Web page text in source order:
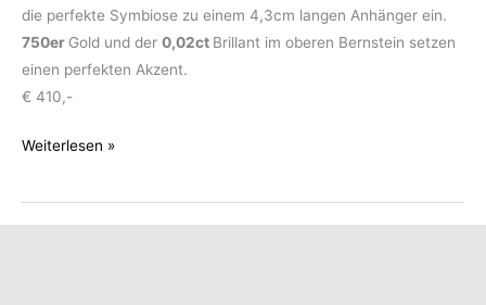
die perfekte Symbiose zu einem 4,3cm langen Anhänger ein.
750er Gold und der 0,02ct Brillant im oberen Bernstein setzen
einen perfekten Akzent.
€ 410,-
Mammutelfenbein
mexikanischer
Bernstein
Weiterlesen »